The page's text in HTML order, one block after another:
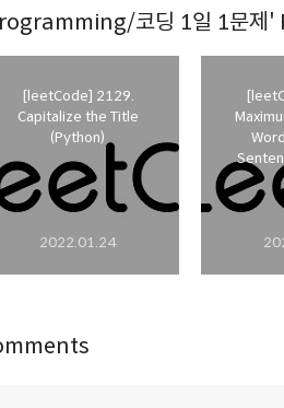
코딩 1일 1문제
[leetCode] 2129.
Capitalize the Title
(Python)
2022.01.24